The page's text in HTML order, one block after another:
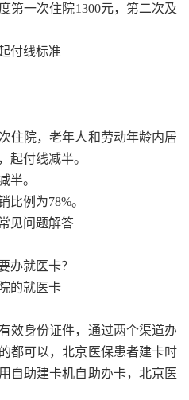
第一次住院1300元，第二次及
付线标准
住院，老年人和劳动年龄内居
起付线减半。
半。
例为78%。
见问题解答
办就医卡？
的就医卡
效身份证件，通过两个渠道办
都可以，北京医保患者建卡时
自助建卡机自助办卡，北京医